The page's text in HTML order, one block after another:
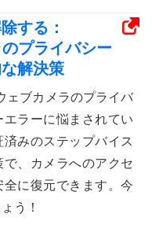
する：
プライバシー
解決策
ェブカメラのプライバ
エラーに悩まされてい
済みのステップバイス
で、カメラへのアクセ
全に復元できます。今
う！